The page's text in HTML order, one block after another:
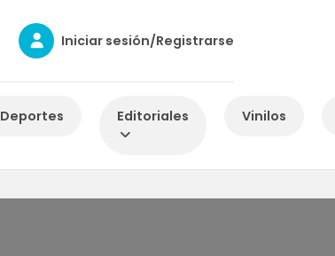
Iniciar sesión/Registrarse
Deportes Editoriales Vinilos